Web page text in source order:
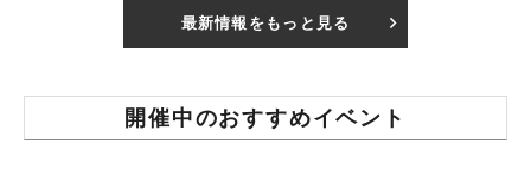
最新情報をもっと見る
開催中のおすすめイベント